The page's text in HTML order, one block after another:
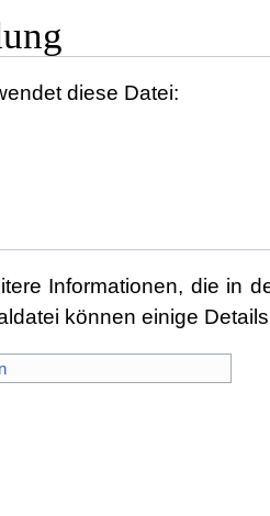
diese Datei:
Informationen, die in
können einige